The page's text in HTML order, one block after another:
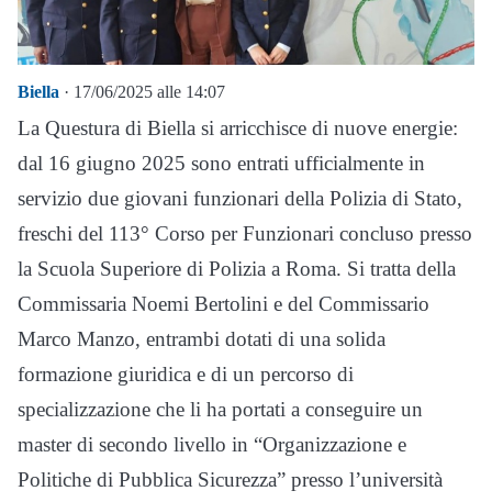
Biella · 17/06/2025 alle 14:07
La Questura di Biella si arricchisce di nuove energie:
dal 16 giugno 2025 sono entrati ufficialmente in
servizio due giovani funzionari della Polizia di Stato,
freschi del 113° Corso per Funzionari concluso presso
la Scuola Superiore di Polizia a Roma. Si tratta della
Commissaria Noemi Bertolini e del Commissario
Marco Manzo, entrambi dotati di una solida
formazione giuridica e di un percorso di
specializzazione che li ha portati a conseguire un
master di secondo livello in “Organizzazione e
Politiche di Pubblica Sicurezza” presso l’università